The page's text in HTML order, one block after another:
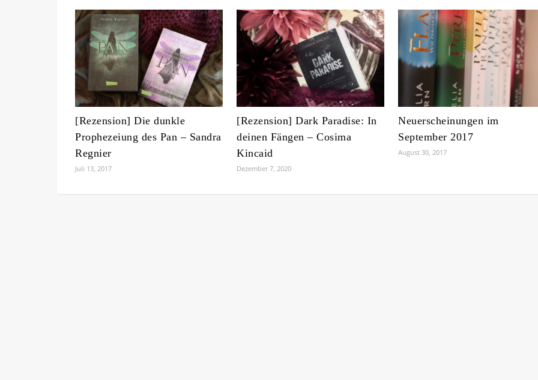
[Rezension] Die dunkle
Prophezeiung des Pan – Sandra
Regnier
Juli 13, 2017
[Rezension] Dark Paradise: In
deinen Fängen – Cosima
Kincaid
Dezember 7, 2020
Neuerscheinungen im
September 2017
August 30, 2017